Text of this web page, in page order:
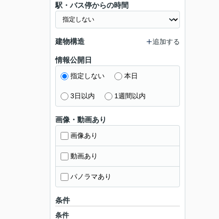
駅・バス停からの時間
建物構造 追加する
情報公開日
指定しない 本日
3日以内 1週間以内
画像・動画あり
画像あり
動画あり
パノラマあり
条件
条件